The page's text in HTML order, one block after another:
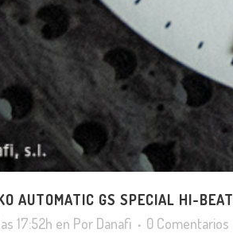
AUTOMATIC GS SPECIAL HI-BEAT
17:52h en Por Danafi 0 Comentarios